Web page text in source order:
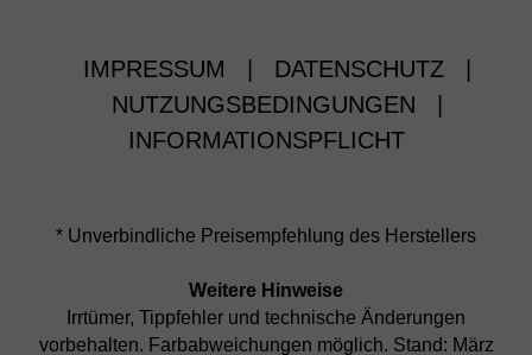
IMPRESSUM DATENSCHUTZ
NUTZUNGSBEDINGUNGEN
INFORMATIONSPFLICHT
* Unverbindliche Preisempfehlung des Herstellers
Weitere Hinweise
Irrtümer, Tippfehler und technische Änderungen
vorbehalten. Farbabweichungen möglich. Stand: März